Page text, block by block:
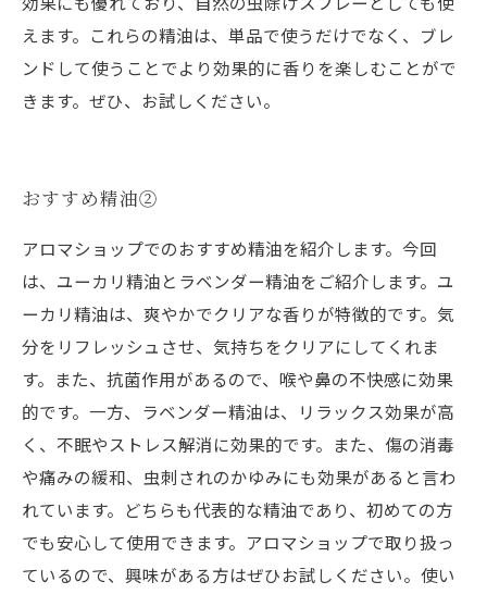
えます。これらの精油は、単品で使うだけでなく、ブレ
ンドして使うことでより効果的に香りを楽しむことがで
きます。ぜひ、お試しください。
おすすめ精油②
アロマショップでのおすすめ精油を紹介します。今回
は、ユーカリ精油とラベンダー精油をご紹介します。ユ
ーカリ精油は、爽やかでクリアな香りが特徴的です。気
分をリフレッシュさせ、気持ちをクリアにしてくれま
す。また、抗菌作用があるので、喉や鼻の不快感に効果
的です。一方、ラベンダー精油は、リラックス効果が高
く、不眠やストレス解消に効果的です。また、傷の消毒
や痛みの緩和、虫刺されのかゆみにも効果があると言わ
れています。どちらも代表的な精油であり、初めての方
でも安心して使用できます。アロマショップで取り扱っ
ているので、興味がある方はぜひお試しください。使い